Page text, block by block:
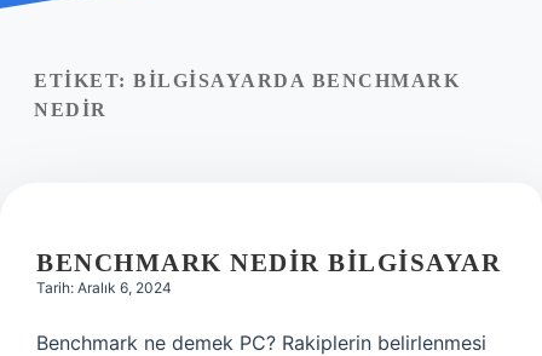
Yasal Uyarı
ETIKET: BILGISAYARDA BENCHMARK
NEDIR
BENCHMARK NEDIR BILGISAYAR
Tarih: Aralık 6, 2024
Benchmark ne demek PC? Rakiplerin belirlenmesi